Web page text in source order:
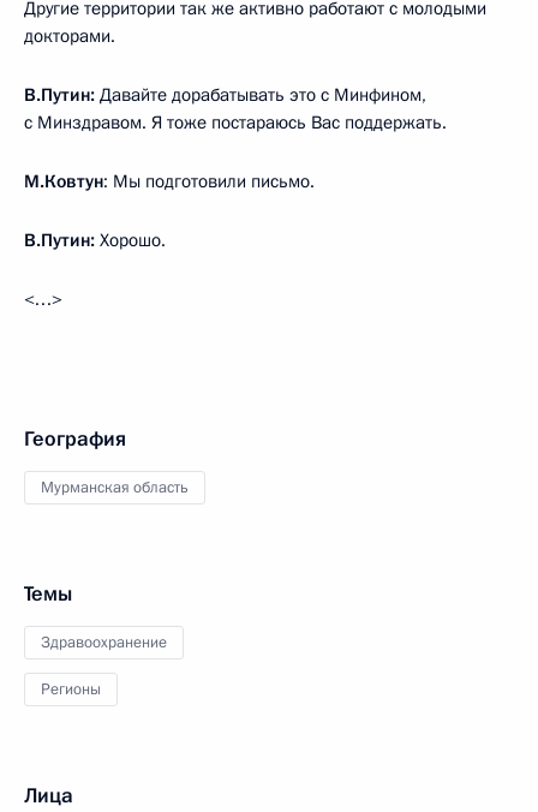
Другие территории так же активно работают с молодыми
докторами.
В.Путин: Давайте дорабатывать это с Минфином,
с Минздравом. Я тоже постараюсь Вас поддержать.
М.Ковтун: Мы подготовили письмо.
В.Путин: Хорошо.
<…>
География
Мурманская область
Темы
Здравоохранение
Регионы
Лица